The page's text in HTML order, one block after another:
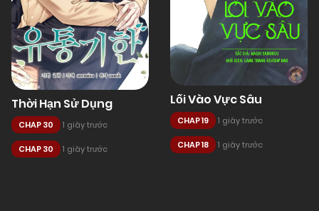
Thời Hạn Sử Dụng
CHAP 30 1 giây trước
CHAP 30 1 giây trước
Lối Vào Vực Sâu
CHAP 19 1 giây trước
CHAP 18 1 giây trước